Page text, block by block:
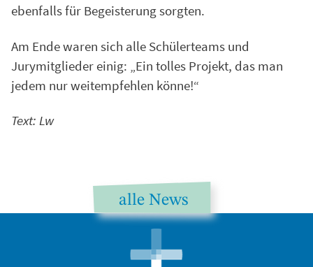
ebenfalls für Begeisterung sorgten.
Am Ende waren sich alle Schülerteams und
Jurymitglieder einig: „Ein tolles Projekt, das man
jedem nur weitempfehlen könne!“
Text: Lw
alle News